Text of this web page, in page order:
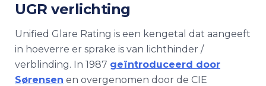
UGR verlichting
Unified Glare Rating is een kengetal dat aangeeft
in hoeverre er sprake is van lichthinder /
verblinding. In 1987 geïntroduceerd door
Sørensen en overgenomen door de CIE